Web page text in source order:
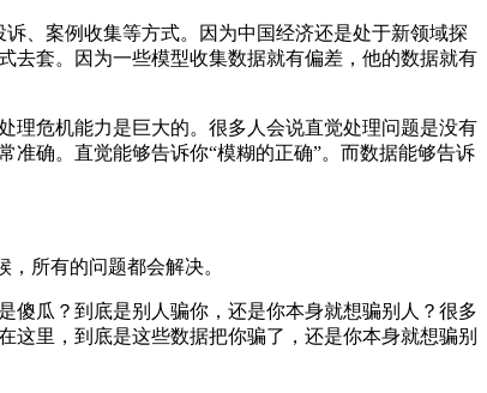
、案例收集等方式。因为中国经济还是处于新领域探
去套。因为一些模型收集数据就有偏差，他的数据就有
理危机能力是巨大的。很多人会说直觉处理问题是没有
准确。直觉能够告诉你“模糊的正确”。而数据能够告诉
所有的问题都会解决。
傻瓜？到底是别人骗你，还是你本身就想骗别人？很多
里，到底是这些数据把你骗了，还是你本身就想骗别